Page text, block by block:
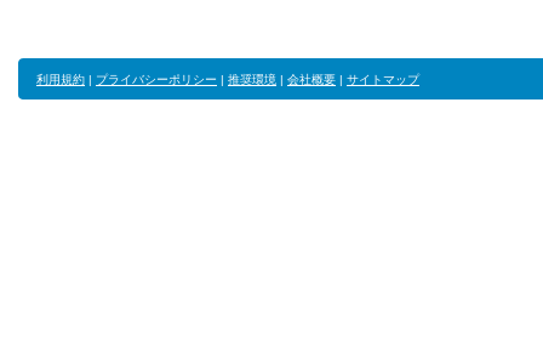
利用規約 | プライバシーポリシー | 推奨環境 | 会社概要 | サイトマップ